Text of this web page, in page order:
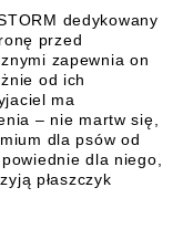
dedykowany
przed
zapewnia on
od ich
ma
– nie martw się,
dla psów od
dla niego,
płaszczyk